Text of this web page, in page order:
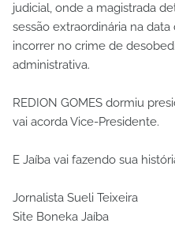
judicial, onde a magistrada
sessão extraordinária na
incorrer no crime de
administrativa.
REDION GOMES dormiu
vai acorda Vice-Presidente.
E Jaíba vai fazendo sua
Jornalista Sueli Teixeira
Site Boneka Jaíba